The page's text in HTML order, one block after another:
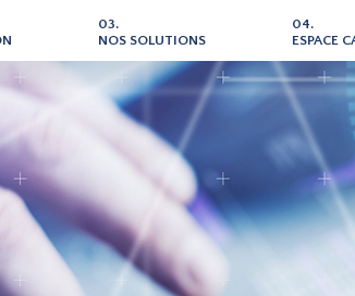
03.
NOS SOLUTIONS
04.
ESPACE